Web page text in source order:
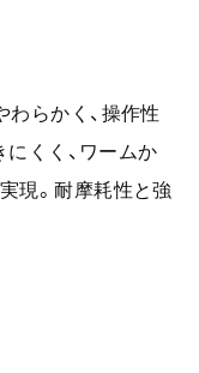
らかく、操作性
にくく、ワームか
現。耐摩耗性と強